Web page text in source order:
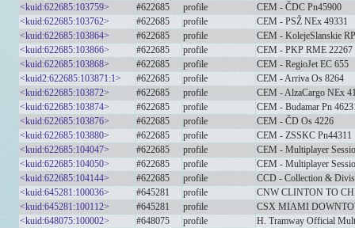
<kuid:622685:103759>
#622685 profile
CEM - ČDC Pn45900
<kuid:622685:103762>
#622685 profile
CEM - PSŽ NEx 49331
<kuid:622685:103864>
#622685 profile
CEM - KolejeSlanskie
<kuid:622685:103866>
#622685 profile
CEM - PKP RME 22267
<kuid:622685:103868>
#622685 profile
CEM - RegioJet EC 655
<kuid2:622685:103871:1>
#622685 profile
CEM - Arriva Os 8264
<kuid:622685:103872>
#622685 profile
CEM - AlzaCargo NEx
<kuid:622685:103874>
#622685 profile
CEM - Budamar Pn
<kuid:622685:103876>
#622685 profile
CEM - ČD Os 4226
<kuid:622685:103880>
#622685 profile
CEM - ZSSKC Pn44311
<kuid:622685:104047>
#622685 profile
CEM - Multiplayer
<kuid:622685:104050>
#622685 profile
CEM - Multiplayer
<kuid:622685:104144>
#622685 profile
CCD - Collection &
<kuid:645281:100036>
#645281 profile
CNW CLINTON TO
<kuid:645281:100112>
#645281 profile
CSX MIAMI
<kuid:648075:100002>
#648075 profile
H. Tramway Official